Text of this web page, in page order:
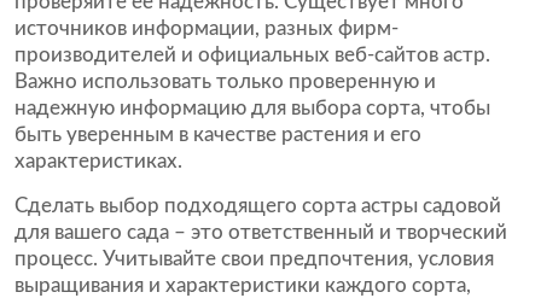
источников информации, разных фирм-
производителей и официальных веб-сайтов астр.
Важно использовать только проверенную и
надежную информацию для выбора сорта, чтобы
быть уверенным в качестве растения и его
характеристиках.
Сделать выбор подходящего сорта астры садовой
для вашего сада – это ответственный и творческий
процесс. Учитывайте свои предпочтения, условия
выращивания и характеристики каждого сорта,